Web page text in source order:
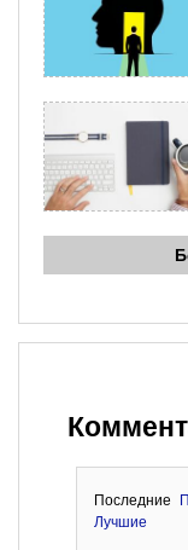
Последние
Лучшие